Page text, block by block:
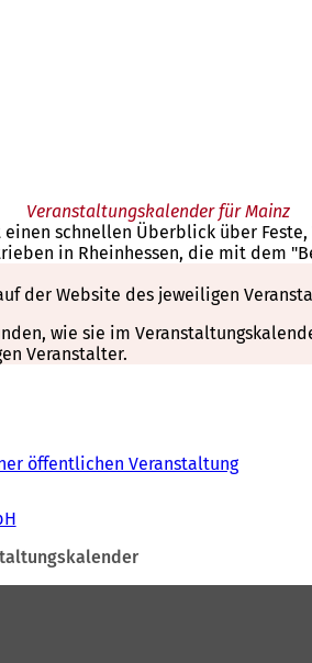
Veranstaltungskalender für Mainz
schnellen Überblick über
in Rheinhessen, die mit dem
der Website des jeweiligen
wie sie im
Veranstalter.
öffentlichen Veranstaltung